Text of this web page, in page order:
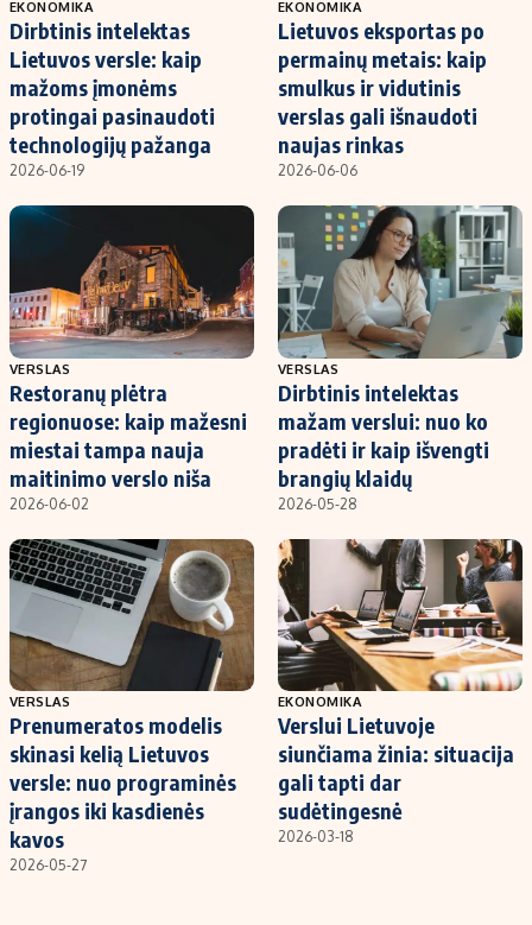
EKONOMIKA
Dirbtinis intelektas
Lietuvos versle: kaip
mažoms įmonėms
protingai pasinaudoti
technologijų pažanga
2026-06-19
EKONOMIKA
Lietuvos eksportas po
permainų metais: kaip
smulkus ir vidutinis
verslas gali išnaudoti
naujas rinkas
2026-06-06
VERSLAS
Restoranų plėtra
regionuose: kaip mažesni
miestai tampa nauja
maitinimo verslo niša
2026-06-02
VERSLAS
Dirbtinis intelektas
mažam verslui: nuo ko
pradėti ir kaip išvengti
brangių klaidų
2026-05-28
VERSLAS
Prenumeratos modelis
skinasi kelią Lietuvos
versle: nuo programinės
įrangos iki kasdienės
kavos
2026-05-27
EKONOMIKA
Verslui Lietuvoje
siunčiama žinia: situacija
gali tapti dar
sudėtingesnė
2026-03-18